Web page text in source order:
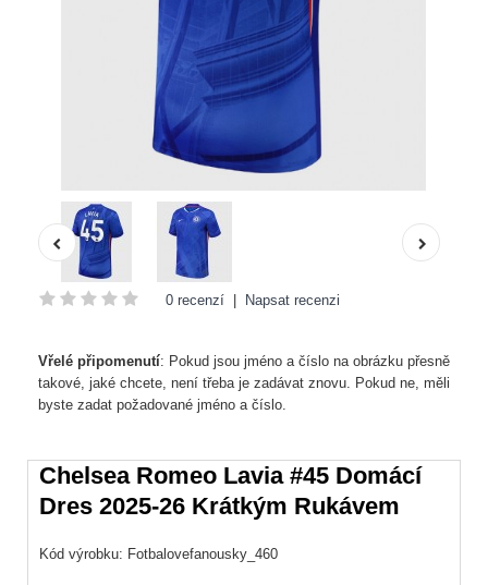
0 recenzí Napsat recenzi
Vřelé připomenutí: Pokud jsou jméno a číslo na obrázku přesně
takové, jaké chcete, není třeba je zadávat znovu. Pokud ne, měli
byste zadat požadované jméno a číslo.
Chelsea Romeo Lavia #45 Domácí
Dres 2025-26 Krátkým Rukávem
Kód výrobku: Fotbalovefanousky_460